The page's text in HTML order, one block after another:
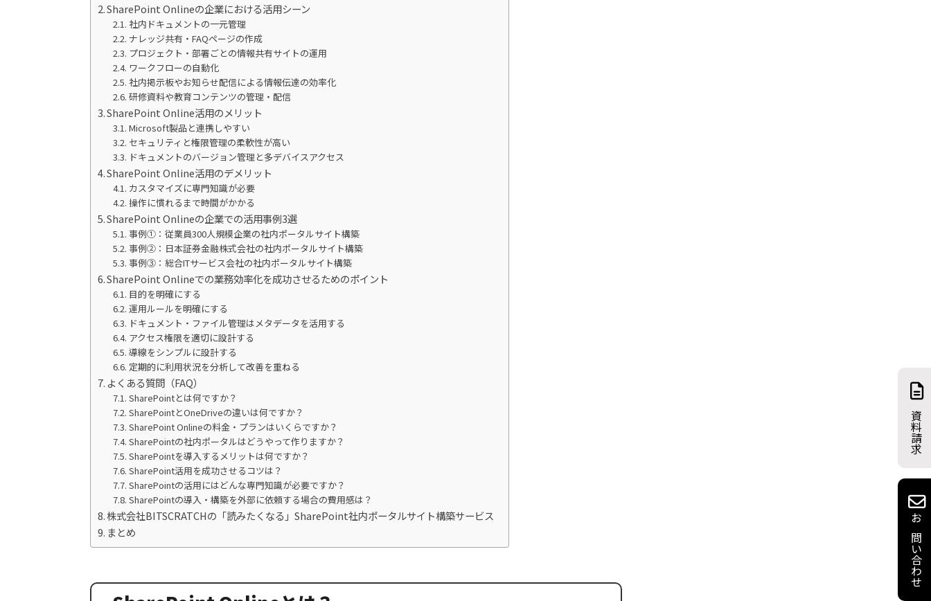
SharePoint Onlineの企業における活用シーン
社内ドキュメントの一元管理
ナレッジ共有・FAQページの作成
プロジェクト・部署ごとの情報共有サイトの運用
ワークフローの自動化
社内掲示板やお知らせ配信による情報伝達の効率化
研修資料や教育コンテンツの管理・配信
SharePoint Online活用のメリット
Microsoft製品と連携しやすい
セキュリティと権限管理の柔軟性が高い
ドキュメントのバージョン管理と多デバイスアクセス
SharePoint Online活用のデメリット
カスタマイズに専門知識が必要
操作に慣れるまで時間がかかる
SharePoint Onlineの企業での活用事例3選
事例①：従業員300人規模企業の社内ポータルサイト構築
事例②：日本証券金融株式会社の社内ポータルサイト構築
事例③：総合ITサービス会社の社内ポータルサイト構築
SharePoint Onlineでの業務効率化を成功させるためのポイント
目的を明確にする
運用ルールを明確にする
ドキュメント・ファイル管理はメタデータを活用する
アクセス権限を適切に設計する
導線をシンプルに設計する
定期的に利用状況を分析して改善を重ねる
よくある質問（FAQ）
SharePointとは何ですか？
SharePointとOneDriveの違いは何ですか？
SharePoint Onlineの料金・プランはいくらですか？
SharePointの社内ポータルはどうやって作りますか？
SharePointを導入するメリットは何ですか？
SharePoint活用を成功させるコツは？
SharePointの活用にはどんな専門知識が必要ですか？
SharePointの導入・構築を外部に依頼する場合の費用感は？
株式会社BITSCRATCHの「読みたくなる」SharePoint社内ポータルサイト構築サービス
まとめ
資料請求
お問い合わせ